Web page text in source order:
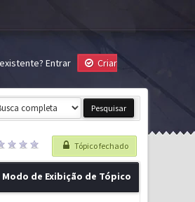
Entrar
Criar
Tópico fechado
Modo de Exibição de Tópico